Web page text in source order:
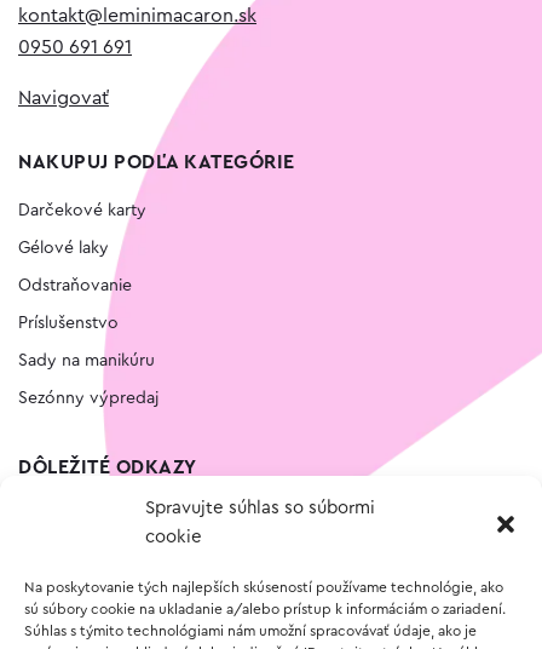
Spravujte súhlas so súbormi
cookie
Na poskytovanie tých najlepších skúseností používame technológie, ako
sú súbory cookie na ukladanie a/alebo prístup k informáciám o zariadení.
Súhlas s týmito technológiami nám umožní spracovávať údaje, ako je
kontakt@leminimacaron.sk
0950 691 691
Navigovať
NAKUPUJ PODĽA KATEGÓRIE
Darčekové karty
Gélové laky
Odstraňovanie
Príslušenstvo
Sady na manikúru
Sezónny výpredaj
DÔLEŽITÉ ODKAZY
Vernostný program